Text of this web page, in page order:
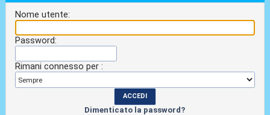
Nome utente:
Password:
Rimani connesso per :
Dimenticato la password?